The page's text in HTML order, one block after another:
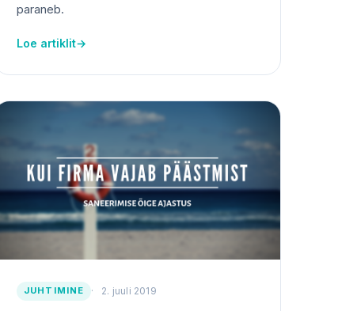
paraneb.
Loe artiklit→
JUHTIMINE 2. juuli 2019